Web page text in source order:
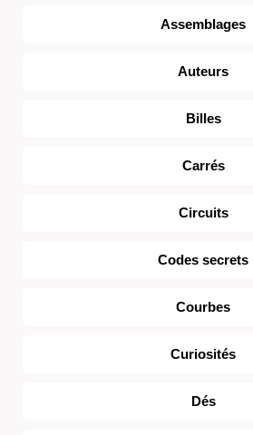
Assemblages
Auteurs
Billes
Carrés
Circuits
Codes secrets
Courbes
Curiosités
Dés